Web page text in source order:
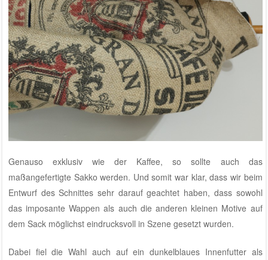
Genauso exklusiv wie der Kaffee, so sollte auch das
maßangefertigte Sakko werden. Und somit war klar, dass wir beim
Entwurf des Schnittes sehr darauf geachtet haben, dass sowohl
das imposante Wappen als auch die anderen kleinen Motive auf
dem Sack möglichst eindrucksvoll in Szene gesetzt wurden.
Dabei fiel die Wahl auch auf ein dunkelblaues Innenfutter als